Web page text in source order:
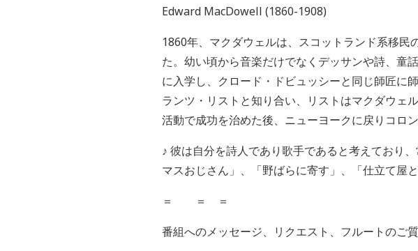
Edward MacDowell (1860-1908)
1860年、マクダウェルは、スコットランド系移
た。幼い頃から音楽だけでなくデッサンや詩、童
に入学し、クロード・ドビュッシーと同じ師匠に
ランツ・リストと知り合い、リストはマクダウェ
活動で成功を治めた後、ニューヨークに戻りコロ
♪ 彼は自分を詩人であり歌手であると考えており
マスおじさん」、「野ばらに寄す」、「仕立て屋
＝ ＝ ＝
番組へのメッセージ、リクエスト、フルートのご